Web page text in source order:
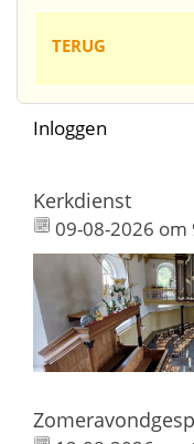
TERUG
Inloggen
Kerkdienst
09-08-2026 om